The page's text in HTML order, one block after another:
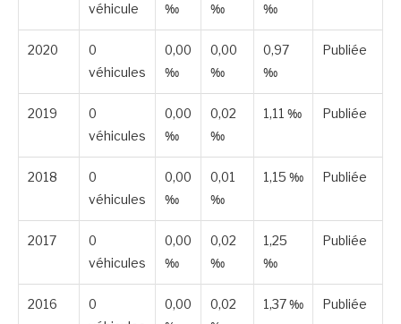
véhicule
‰
‰
‰
2020
0
véhicules
0,00
‰
0,00
‰
0,97
‰
Publiée
2019
0
véhicules
0,00
‰
0,02
‰
1,11 ‰ Publiée
2018
0
véhicules
0,00
‰
0,01
‰
1,15 ‰ Publiée
2017
0
véhicules
0,00
‰
0,02
‰
1,25
‰
Publiée
2016
0
0,00
0,02
1,37 ‰ Publiée